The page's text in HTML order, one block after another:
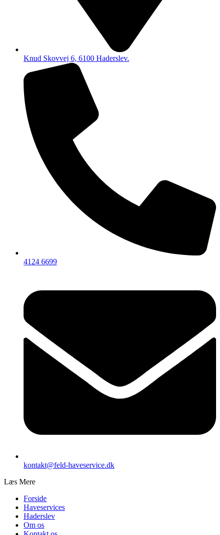
Knud Skovvej 6, 6100 Haderslev.
4124 6699
kontakt@feld-haveservice.dk
Læs Mere
Forside
Haveservices
Haderslev
Om os